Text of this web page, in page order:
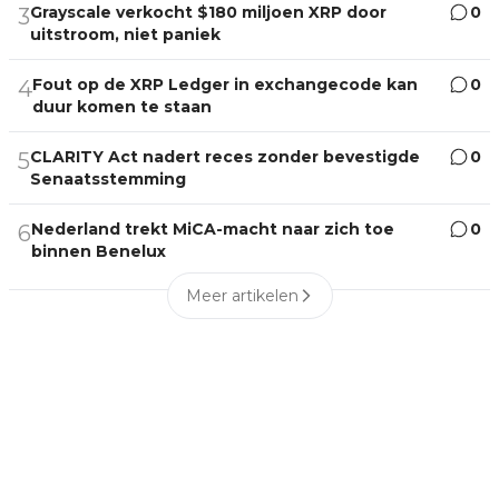
3Grayscale verkocht $180 miljoen XRP door
uitstroom, niet paniek
0
4Fout op de XRP Ledger in exchangecode kan
duur komen te staan
0
5CLARITY Act nadert reces zonder bevestigde
Senaatsstemming
0
6Nederland trekt MiCA-macht naar zich toe
binnen Benelux
0
Meer artikelen